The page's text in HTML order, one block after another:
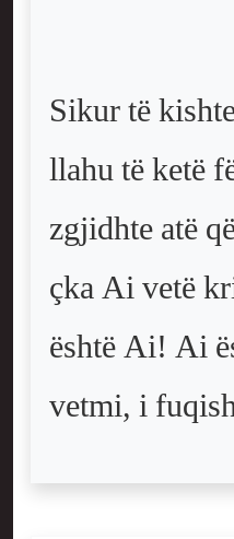
Sikur të
llahu të ketë
zgjidhte atë
çka Ai vetë
është Ai! Ai
vetmi, i